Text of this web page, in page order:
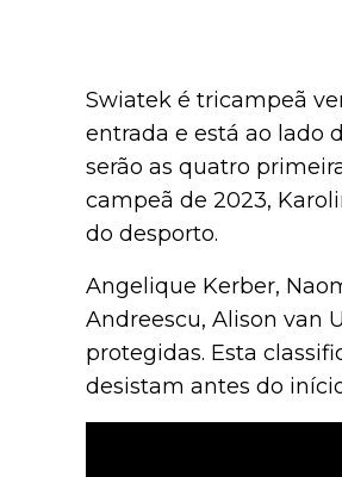
Swiatek é tricampeã
entrada e está ao lado
serão as quatro
campeã de 2023,
do desporto.
Angelique Kerber,
Andreescu, Alison van
protegidas. Esta
desistam antes do